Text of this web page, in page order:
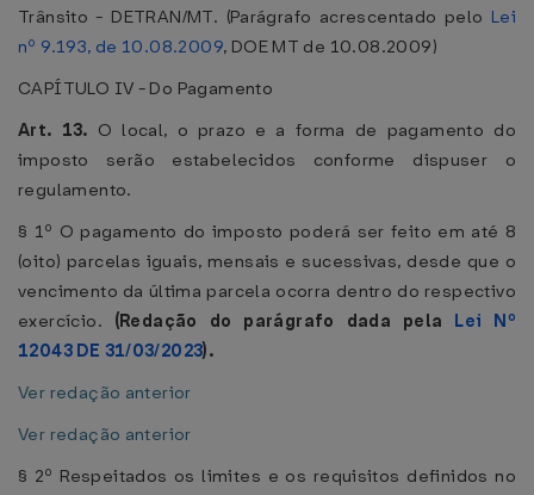
Trânsito - DETRAN/MT. (Parágrafo acrescentado pelo Lei
nº 9.193, de 10.08.2009, DOE MT de 10.08.2009)
CAPÍTULO IV - Do Pagamento
Art. 13. O local, o prazo e a forma de pagamento do
imposto serão estabelecidos conforme dispuser o
regulamento.
§ 1º O pagamento do imposto poderá ser feito em até 8
(oito) parcelas iguais, mensais e sucessivas, desde que o
vencimento da última parcela ocorra dentro do respectivo
exercício. (Redação do parágrafo dada pela Lei Nº
12043 DE 31/03/2023).
Ver redação anterior
Ver redação anterior
§ 2º Respeitados os limites e os requisitos definidos no